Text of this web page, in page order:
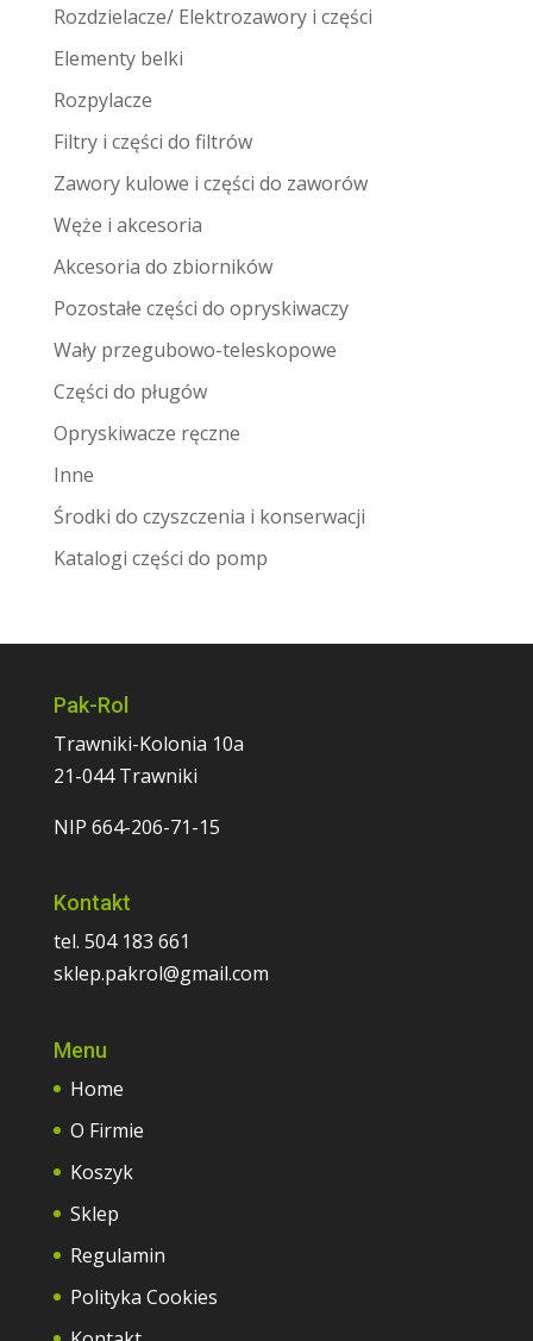
Rozdzielacze/ Elektrozawory i części
Elementy belki
Rozpylacze
Filtry i części do filtrów
Zawory kulowe i części do zaworów
Węże i akcesoria
Akcesoria do zbiorników
Pozostałe części do opryskiwaczy
Wały przegubowo-teleskopowe
Części do pługów
Opryskiwacze ręczne
Inne
Środki do czyszczenia i konserwacji
Katalogi części do pomp
Pak-Rol
Trawniki-Kolonia 10a
21-044 Trawniki
NIP 664-206-71-15
Kontakt
tel. 504 183 661
sklep.pakrol@gmail.com
Menu
Home
O Firmie
Koszyk
Sklep
Regulamin
Polityka Cookies